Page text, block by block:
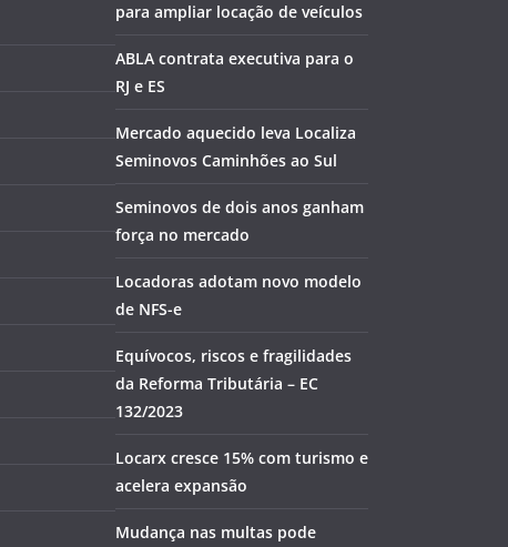
para ampliar locação de veículos
ABLA contrata executiva para o
RJ e ES
Mercado aquecido leva Localiza
Seminovos Caminhões ao Sul
Seminovos de dois anos ganham
força no mercado
Locadoras adotam novo modelo
de NFS-e
Equívocos, riscos e fragilidades
da Reforma Tributária – EC
132/2023
Locarx cresce 15% com turismo e
acelera expansão
Mudança nas multas pode